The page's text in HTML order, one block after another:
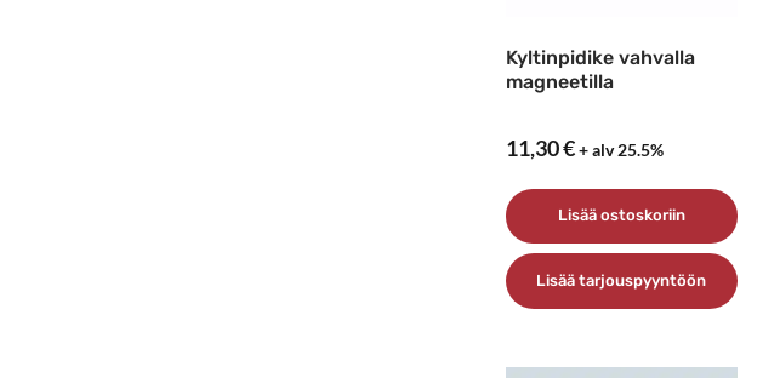
Kyltinpidike vahvalla
magneetilla
11,30€+ alv 25.5%
Lisää ostoskoriin
Lisää tarjouspyyntöön